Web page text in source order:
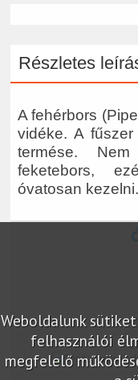
Részletes
A fehérbors
vidéke. A
termése.
feketebors,
óvatosan kezelni.
Weboldalunk
felhasználói
megfelelő